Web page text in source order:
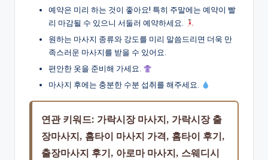
예약은 미리 하는 것이 좋아요! 특히 주말에는 예약이 빨
리 마감될 수 있으니 서둘러 예약하세요.
원하는 마사지 종류와 강도를 미리 말씀드리면 더욱 만
족스러운 마사지를 받을 수 있어요.
편안한 옷을 준비해 가세요.
마사지 후에는 충분한 수분 섭취를 해주세요.
연관 키워드: 가락시장 마사지, 가락시장 출
장마사지, 홈타이 마사지 가격, 홈타이 후기,
출장마사지 후기, 아로마 마사지, 스웨디시